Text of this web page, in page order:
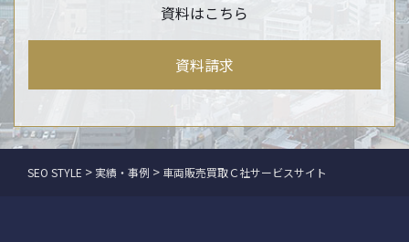
資料はこちら
資料請求
SEO STYLE > 実績・事例 > 車両販売買取Ｃ社サービスサイト